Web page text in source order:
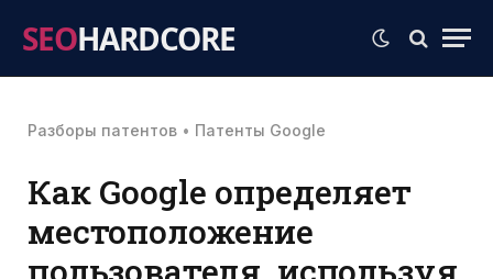
SEOHARDCORE
Разборы патентов • Патенты Google
Как Google определяет
местоположение
пользователя, используя